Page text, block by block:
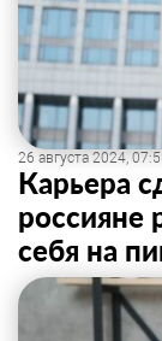
26 августа 2024,
Карьера
россияне
себя на